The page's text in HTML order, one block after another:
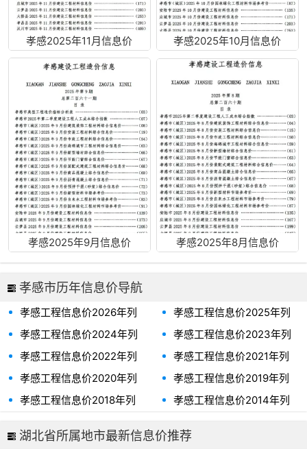
孝感2025年11月信息价 孝感2025年10月信息价
孝感2025年9月信息价 孝感2025年8月信息价
孝感市历年信息价导航
孝感工程信息价2026年列
表、孝感市2026年信息价
孝感工程信息价2025年列
表、孝感市2025年信息价
孝感工程信息价2024年列
表、孝感市2024年信息价
孝感工程信息价2023年列
表、孝感市2023年信息价
孝感工程信息价2022年列
表、孝感市2022年信息价
孝感工程信息价2021年列
表、孝感市2021年信息价
孝感工程信息价2020年列
表、孝感市2020年信息价
孝感工程信息价2019年列
表、孝感市2019年信息价
孝感工程信息价2018年列
孝感工程信息价2014年列
湖北省所属地市最新信息价推荐